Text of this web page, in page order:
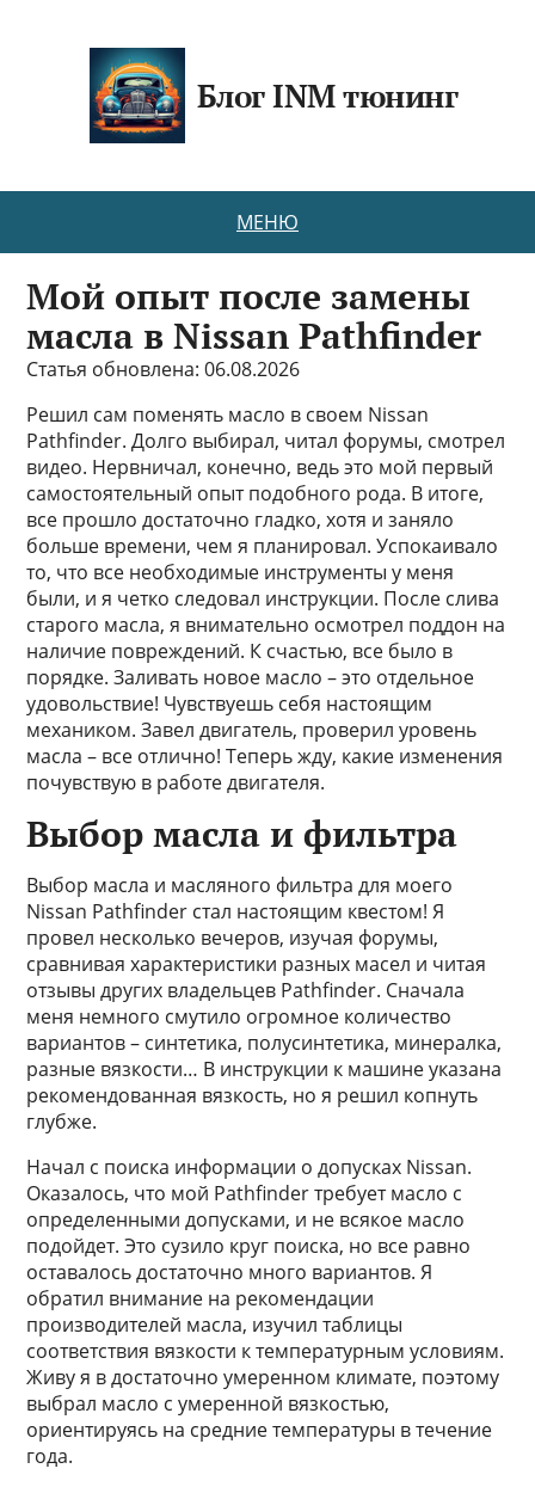
Блог INM тюнинг
МЕНЮ
Мой опыт после замены
масла в Nissan Pathfinder
Статья обновлена: 06.08.2026
Решил сам поменять масло в своем Nissan
Pathfinder. Долго выбирал, читал форумы, смотрел
видео. Нервничал, конечно, ведь это мой первый
самостоятельный опыт подобного рода. В итоге,
все прошло достаточно гладко, хотя и заняло
больше времени, чем я планировал. Успокаивало
то, что все необходимые инструменты у меня
были, и я четко следовал инструкции. После слива
старого масла, я внимательно осмотрел поддон на
наличие повреждений. К счастью, все было в
порядке. Заливать новое масло – это отдельное
удовольствие! Чувствуешь себя настоящим
механиком. Завел двигатель, проверил уровень
масла – все отлично! Теперь жду, какие изменения
почувствую в работе двигателя.
Выбор масла и фильтра
Выбор масла и масляного фильтра для моего
Nissan Pathfinder стал настоящим квестом! Я
провел несколько вечеров, изучая форумы,
сравнивая характеристики разных масел и читая
отзывы других владельцев Pathfinder. Сначала
меня немного смутило огромное количество
вариантов – синтетика, полусинтетика, минералка,
разные вязкости… В инструкции к машине указана
рекомендованная вязкость, но я решил копнуть
глубже.
Начал с поиска информации о допусках Nissan.
Оказалось, что мой Pathfinder требует масло с
определенными допусками, и не всякое масло
подойдет. Это сузило круг поиска, но все равно
оставалось достаточно много вариантов. Я
обратил внимание на рекомендации
производителей масла, изучил таблицы
соответствия вязкости к температурным условиям.
Живу я в достаточно умеренном климате, поэтому
выбрал масло с умеренной вязкостью,
ориентируясь на средние температуры в течение
года.